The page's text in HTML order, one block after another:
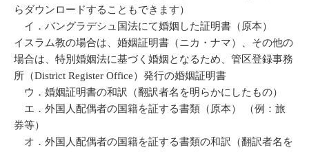
らダウンロードすることもできます）
イ．バングラデシュ国法にて婚姻した証明書（原本）
イスラム教の場合は、婚姻証明書（ニカ・ナマ）、その他の
場合は、特別婚姻法に基づく婚姻となるため、管区登録事務
所（District Register Office）発行の婚姻証明書
ウ．婚姻証明書の和訳（翻訳者名を明らかにしたもの）
エ．外国人配偶者の国籍を証する書類（原本） （例：旅
券等）
オ．外国人配偶者の国籍を証する書類の和訳（翻訳者名を